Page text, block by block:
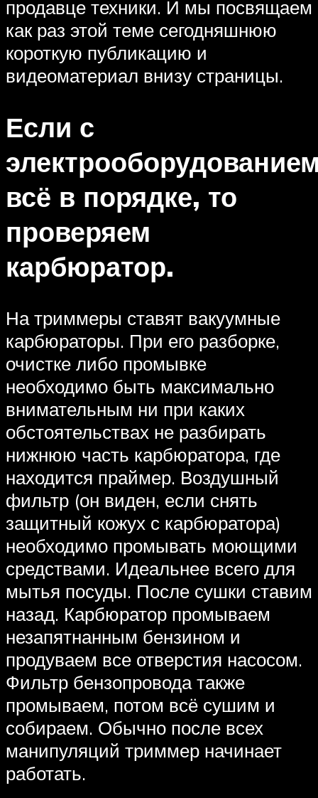
продавце техники. И мы посвящаем
как раз этой теме сегодняшнюю
короткую публикацию и
видеоматериал внизу страницы.
Если с
всё в порядке, то
проверяем
карбюратор.
На триммеры ставят вакуумные
карбюраторы. При его разборке,
очистке либо промывке
необходимо быть максимально
внимательным ни при каких
обстоятельствах не разбирать
нижнюю часть карбюратора, где
находится праймер. Воздушный
фильтр (он виден, если снять
защитный кожух с карбюратора)
необходимо промывать моющими
средствами. Идеальнее всего для
мытья посуды. После сушки ставим
назад. Карбюратор промываем
незапятнанным бензином и
продуваем все отверстия насосом.
Фильтр бензопровода также
промываем, потом всё сушим и
собираем. Обычно после всех
манипуляций триммер начинает
работать.